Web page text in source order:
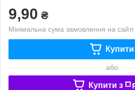
9,90 ₴
Мінімальна сума замовлення на
Купити
або
Купити з